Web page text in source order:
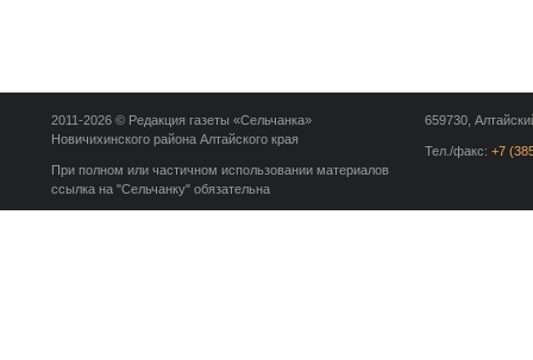
659730,
Тел./факс: +7
2011-2026 © Редакция газеты «Сельчанка»
Новичихинского района Алтайского края
При полном или частичном использовании материалов
ссылка на "Сельчанку" обязательна